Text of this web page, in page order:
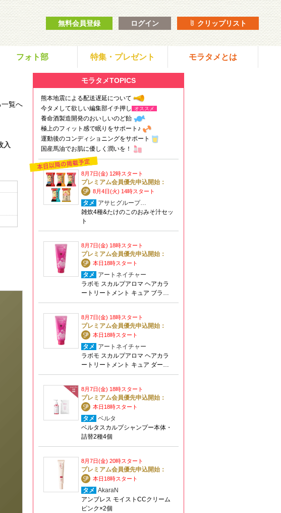
無料会員登録 ログイン クリップリスト
フォト部 特集・プレゼント モラタメとは
覧へ
入
モラタメTOPICS
熊本地震による配送遅延について
今タメして欲しい編集部イチ押し
オススメ
養命酒製造開発のおいしいのど飴
極上のフィット感で眠りをサポート♪
運動後のコンディショニングをサポート
国産馬油でお肌に優しく潤いを！
8月7日(金) 12時スタート
プレミアム会員優先申込開始：
8月4日(火) 14時スタート
タメ アサヒグループ…
雑炊4種&たけのこのおみそ汁セッ
ト
8月7日(金) 18時スタート
プレミアム会員優先申込開始：
本日18時スタート
タメ アートネイチャー
ラボモ スカルプアロマ ヘアカラ
ートリートメント キュア ブラ…
8月7日(金) 18時スタート
プレミアム会員優先申込開始：
本日18時スタート
タメ アートネイチャー
ラボモ スカルプアロマ ヘアカラ
ートリートメント キュア ダー…
8月7日(金) 18時スタート
プレミアム会員優先申込開始：
本日18時スタート
タメ ベルタ
ベルタスカルプシャンプー本体・
詰替2種4個
8月7日(金) 20時スタート
プレミアム会員優先申込開始：
本日18時スタート
タメ AkaraN
アンブレス モイストCCクリーム
ピンク×2個